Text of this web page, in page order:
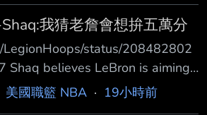
did the phone ring or did you
LeBron's folks and say 'hey we
持人：所以
我猜老詹會想拚五萬分
LegionHoops/status/208482802
Shaq believes LeBron is aiming
points after signing with the
美國職籃 NBA · 19小時前